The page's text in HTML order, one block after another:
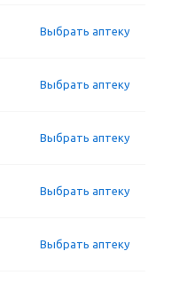
Выбрать аптеку
Выбрать аптеку
Выбрать аптеку
Выбрать аптеку
Выбрать аптеку